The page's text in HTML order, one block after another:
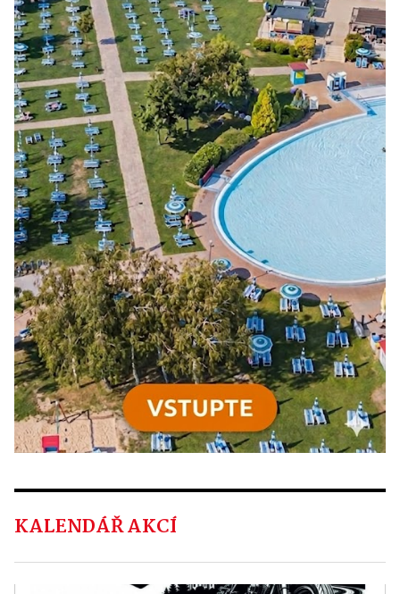
KALENDÁŘ AKCÍ